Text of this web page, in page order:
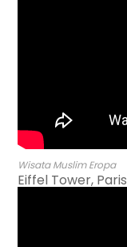
Wisata Muslim Eropa
Eiffel Tower, Paris